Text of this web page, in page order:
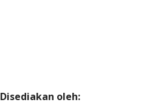
Disediakan oleh: